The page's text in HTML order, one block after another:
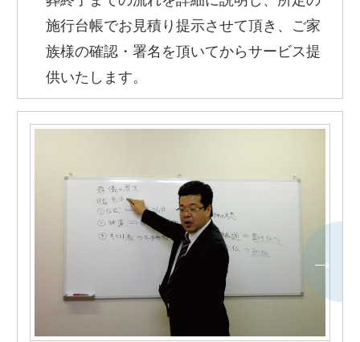
施行台帳でお見積り提示させて頂き、ご家
族様の確認・署名を頂いてからサービス提
供いたします。